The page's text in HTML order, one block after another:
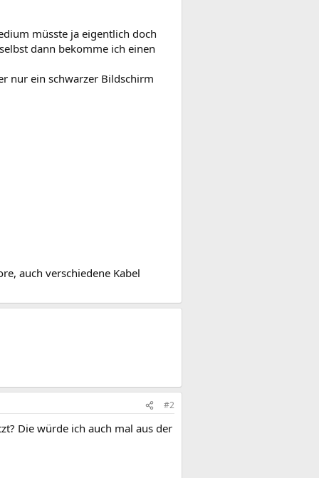
müsste ja eigentlich doch
dann bekomme ich einen
nur ein schwarzer Bildschirm
auch verschiedene Kabel
#2
Die würde ich auch mal aus der